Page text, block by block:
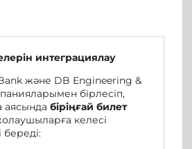
интеграциялау
және DB Engineering &
бірлесіп,
аясындабіріңғай билет
келесі
береді: